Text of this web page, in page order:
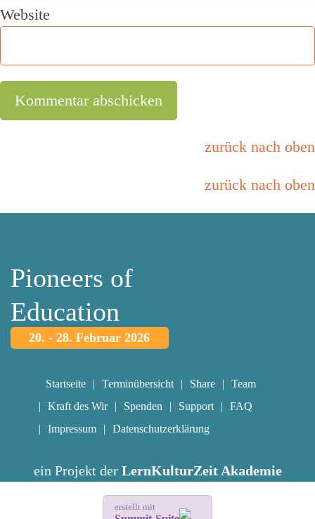
Website
zurück nach oben
zurück nach oben
Pioneers of
Education
20. - 28. Februar 2026
Startseite Terminübersicht Share
Team
Kraft des Wir
Spenden Support
FAQ
Impressum
Datenschutzerklärung
ein Projekt der LernKulturZeit Akademie
erstellt mit